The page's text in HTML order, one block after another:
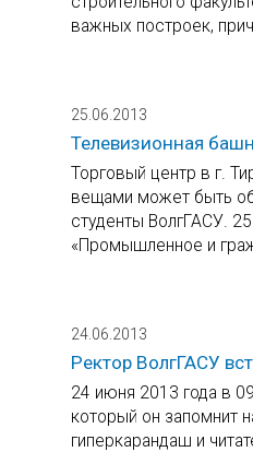
важных построек,
25.06.2013
Телевизионная
Торговый центр в г.
вещами может быть
студенты ВолгГАСУ.
«Промышленное и
24.06.2013
Ректор ВолгГАСУ
24 июня 2013 года в
который он запомнит
гиперкарандаш и